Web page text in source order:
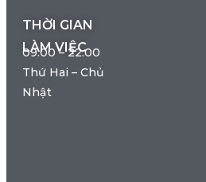
THỜI GIAN
LÀM VIỆC
09:00 – 22:00
Thứ Hai – Chủ
Nhật